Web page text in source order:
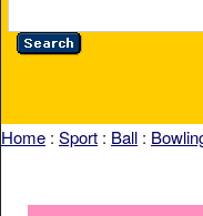
Home : Sport : Ball :